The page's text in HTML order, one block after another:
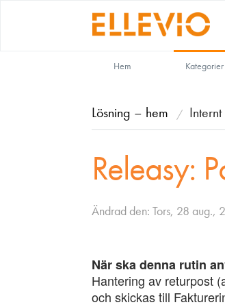
Hem Kategorier
Lösning – hem
Releasy:
Ändrad den: Tors, 28 aug.,
När ska denna rutin
Hantering av returpost
och skickas till